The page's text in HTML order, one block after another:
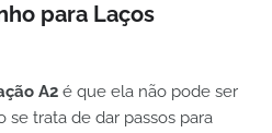
para Laços
A2 é que ela não pode ser
se trata de dar passos para